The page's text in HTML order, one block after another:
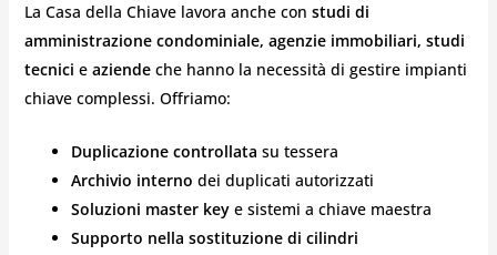
La Casa della Chiave lavora anche con studi di
amministrazione condominiale, agenzie immobiliari, studi
tecnici e aziendeche hanno la necessità di gestire impianti
chiave complessi. Offriamo:
Duplicazione controllata su tessera
Archivio interno dei duplicati autorizzati
Soluzioni master keye sistemi a chiave maestra
Supporto nella sostituzione di cilindri